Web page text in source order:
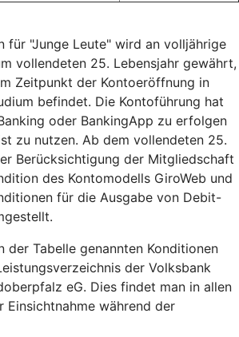
für "Junge Leute" wird an volljährige
vollendeten 25. Lebensjahr gewährt,
Zeitpunkt der Kontoeröffnung in
befindet. Die Kontoführung hat
oder BankingApp zu erfolgen
zu nutzen. Ab dem vollendeten 25.
Berücksichtigung der Mitgliedschaft
des Kontomodells GiroWeb und
für die Ausgabe von Debit-
der Tabelle genannten Konditionen
der Volksbank
eG. Dies findet man in allen
Einsichtnahme während der